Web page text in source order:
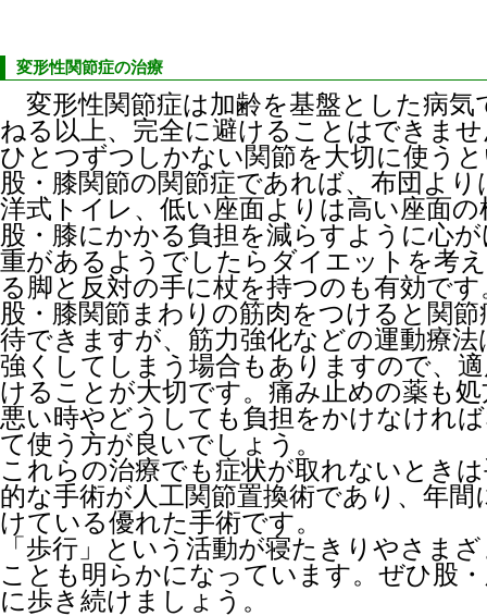
変形性関節症の治療
変形性関節症は加齢を基盤とした病気
ねる以上、完全に避けることはできま
ひとつずつしかない関節を大切に使う
股・膝関節の関節症であれば、布団よ
洋式トイレ、低い座面よりは高い座面
股・膝にかかる負担を減らすように心
重があるようでしたらダイエットを考
る脚と反対の手に杖を持つのも有効です
股・膝関節まわりの筋肉をつけると関
待できますが、筋力強化などの運動療
強くしてしまう場合もありますので、
けることが大切です。痛み止めの薬も
悪い時やどうしても負担をかけなけれ
て使う方が良いでしょう。
これらの治療でも症状が取れないとき
的な手術が人工関節置換術であり、年間
けている優れた手術です。
「歩行」という活動が寝たきりやさま
ことも明らかになっています。ぜひ股
に歩き続けましょう。